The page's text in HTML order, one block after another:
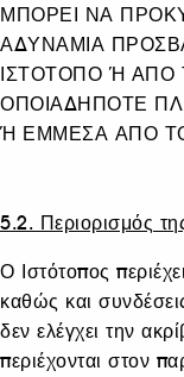
ΜΠΟΡΕΙ ΝΑ
ΑΔΥΝΑΜΙΑ
ΙΣΤΟΤΟΠΟ Ή
ΟΠΟΙΑΔΗΠΟΤΕ
Ή ΕΜΜΕΣΑ ΑΠΟ
5.2. Περιορισμός
Ο Ιστότοπος
καθώς και
δεν ελέγχει την
περιέχονται στον